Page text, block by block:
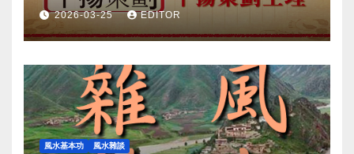
2026-03-25 EDITOR
風水基本功 風水雜談